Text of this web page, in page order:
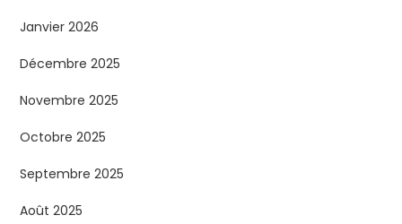
Janvier 2026
Décembre 2025
Novembre 2025
Octobre 2025
Septembre 2025
Août 2025